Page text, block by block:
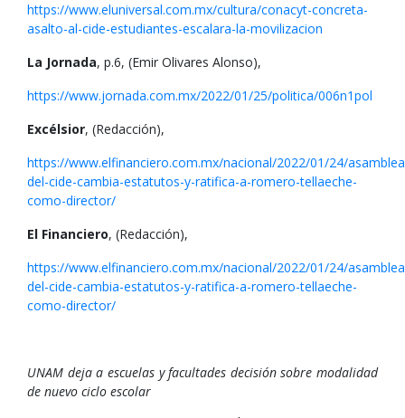
https://www.eluniversal.com.mx/cultura/conacyt-concreta-
asalto-al-cide-estudiantes-escalara-la-movilizacion
La Jornada, p.6, (Emir Olivares Alonso),
https://www.jornada.com.mx/2022/01/25/politica/006n1pol
Excélsior, (Redacción),
https://www.elfinanciero.com.mx/nacional/2022/01/24/
del-cide-cambia-estatutos-y-ratifica-a-romero-tellaeche-
como-director/
El Financiero, (Redacción),
https://www.elfinanciero.com.mx/nacional/2022/01/24/
del-cide-cambia-estatutos-y-ratifica-a-romero-tellaeche-
como-director/
UNAM deja a escuelas y facultades decisión sobre modalidad
de nuevo ciclo escolar